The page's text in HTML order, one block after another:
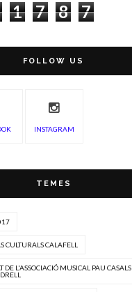
1 7 8 7
FOLLOW US
INSTAGRAM
TEMES
CULTURALS CALAFELL
DE L'ASSOCIACIÓ MUSICAL PAU CASALS